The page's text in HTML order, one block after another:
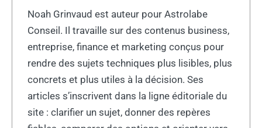
Noah Grinvaud est auteur pour Astrolabe
Conseil. Il travaille sur des contenus business,
entreprise, finance et marketing conçus pour
rendre des sujets techniques plus lisibles, plus
concrets et plus utiles à la décision. Ses
articles s’inscrivent dans la ligne éditoriale du
site : clarifier un sujet, donner des repères